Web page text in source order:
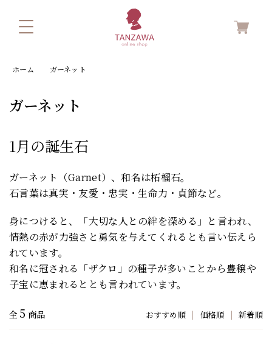
ホーム ガーネット
ガーネット
1月の誕生石
ガーネット（Garnet）、和名は柘榴石。
石言葉は真実・友愛・忠実・生命力・貞節など。
身につけると、「大切な人との絆を深める」と言われ、
情熱の赤が力強さと勇気を与えてくれるとも言い伝えら
れています。
和名に冠される「ザクロ」の種子が多いことから豊穣や
子宝に恵まれるととも言われています。
全 5 商品 おすすめ順 | 価格順 | 新着順